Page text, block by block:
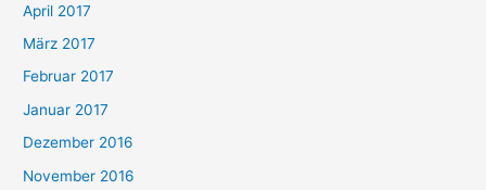
April 2017
März 2017
Februar 2017
Januar 2017
Dezember 2016
November 2016